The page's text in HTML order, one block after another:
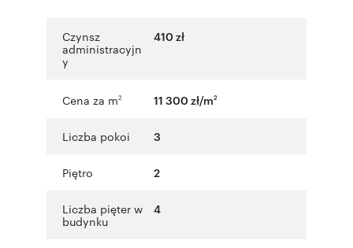
Czynsz
administracyjn
y
410 zł
Cena za m2 11 300 zł/m2
Liczba pokoi 3
Piętro 2
Liczba pięter w
budynku
4